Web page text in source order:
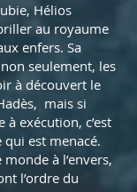
Hélios
au royaume
enfers. Sa
seulement, les
à découvert le
mais si
à exécution, c’est
est menacé.
à l’envers,
l’ordre du